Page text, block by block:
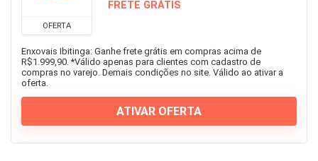
OFERTA
FRETE GRÁTIS
Enxovais Ibitinga: Ganhe frete grátis em compras acima de
R$1.999,90. *Válido apenas para clientes com cadastro de
compras no varejo. Demais condições no site. Válido ao ativar a
oferta.
ATIVAR OFERTA